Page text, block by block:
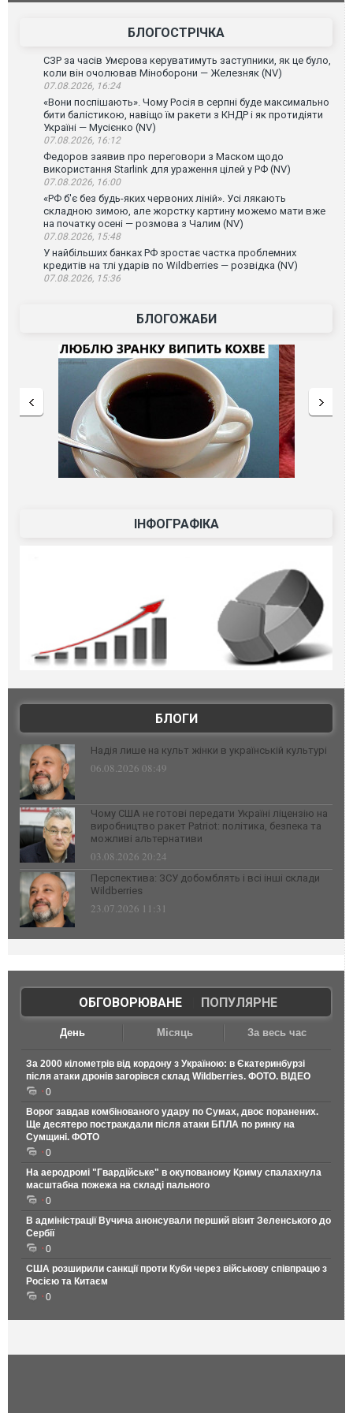
склад Wildberries. ФОТО. ВІДЕО
БЛОГОСТРІЧКА
СЗР за часів Умєрова керуватимуть заступники, як це було,
коли він очолював Міноборони — Железняк (NV)
07.08.2026, 16:24
«Вони поспішають». Чому Росія в серпні буде максимально
бити балістикою, навіщо їм ракети з КНДР і як протидіяти
Україні — Мусієнко (NV)
07.08.2026, 16:12
Федоров заявив про переговори з Маском щодо
використання Starlink для ураження цілей у РФ (NV)
07.08.2026, 16:00
«РФ б'є без будь-яких червоних ліній». Усі лякають
складною зимою, але жорстку картину можемо мати вже
на початку осені — розмова з Чалим (NV)
07.08.2026, 15:48
У найбільших банках РФ зростає частка проблемних
кредитів на тлі ударів по Wildberries — розвідка (NV)
07.08.2026, 15:36
БЛОГОЖАБИ
ІНФОГРАФІКА
БЛОГИ
Надія лише на культ жінки в українській культурі
06.08.2026 08:49
Чому США не готові передати Україні ліцензію на
виробництво ракет Patriot: політика, безпека та
можливі альтернативи
03.08.2026 20:24
Перспектива: ЗСУ добомблять і всі інші склади
Wildberries
23.07.2026 11:31
ОБГОВОРЮВАНЕ| ПОПУЛЯРНЕ
День Місяць За весь час
За 2000 кілометрів від кордону з Україною: в Єкатеринбурзі
після атаки дронів загорівся склад Wildberries. ФОТО. ВІДЕО
0
Ворог завдав комбінованого удару по Сумах, двоє поранених.
Ще десятеро постраждали після атаки БПЛА по ринку на
Сумщині. ФОТО
0
На аеродромі "Гвардійське" в окупованому Криму спалахнула
масштабна пожежа на складі пального
0
В адміністрації Вучича анонсували перший візит Зеленського до
Сербії
0
США розширили санкції проти Куби через військову співпрацю з
Росією та Китаєм
0